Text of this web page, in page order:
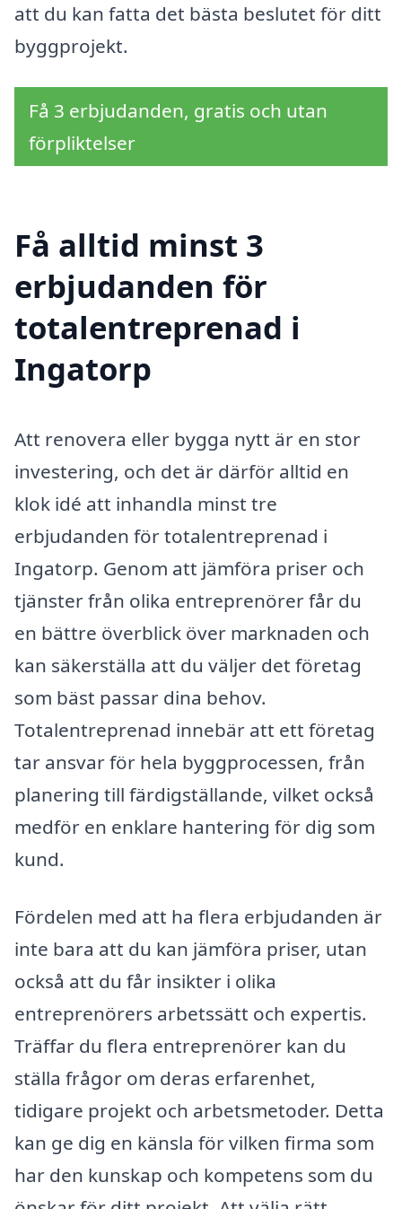
att du kan fatta det bästa beslutet för ditt
byggprojekt.
Få 3 erbjudanden, gratis och utan
förpliktelser
Få alltid minst 3
erbjudanden för
totalentreprenad i
Ingatorp
Att renovera eller bygga nytt är en stor
investering, och det är därför alltid en
klok idé att inhandla minst tre
erbjudanden för totalentreprenad i
Ingatorp. Genom att jämföra priser och
tjänster från olika entreprenörer får du
en bättre överblick över marknaden och
kan säkerställa att du väljer det företag
som bäst passar dina behov.
Totalentreprenad innebär att ett företag
tar ansvar för hela byggprocessen, från
planering till färdigställande, vilket också
medför en enklare hantering för dig som
kund.
Fördelen med att ha flera erbjudanden är
inte bara att du kan jämföra priser, utan
också att du får insikter i olika
entreprenörers arbetssätt och expertis.
Träffar du flera entreprenörer kan du
ställa frågor om deras erfarenhet,
tidigare projekt och arbetsmetoder. Detta
kan ge dig en känsla för vilken firma som
har den kunskap och kompetens som du